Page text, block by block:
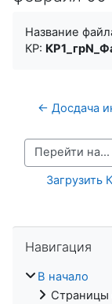
Название
КР:
← Досдача
Перейти на...
Загрузить
Навигация
В начало
Страницы